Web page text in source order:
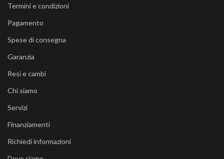
Termini e condizioni
Pagamento
Spese di consegna
Garanzia
Resi e cambi
Chi siamo
Servizi
Finanziamenti
Richiedi informazioni